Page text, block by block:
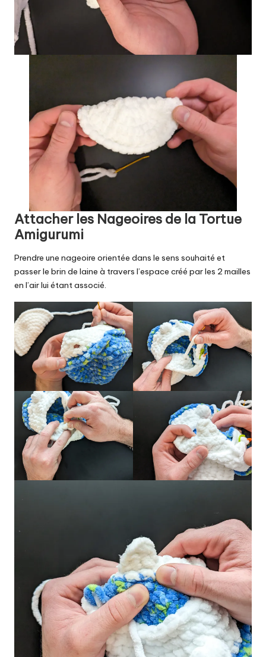
Attacher les Nageoires de la Tortue
Amigurumi
Prendre une nageoire orientée dans le sens souhaité et
passer le brin de laine à travers l’espace créé par les 2 mailles
en l’air lui étant associé.